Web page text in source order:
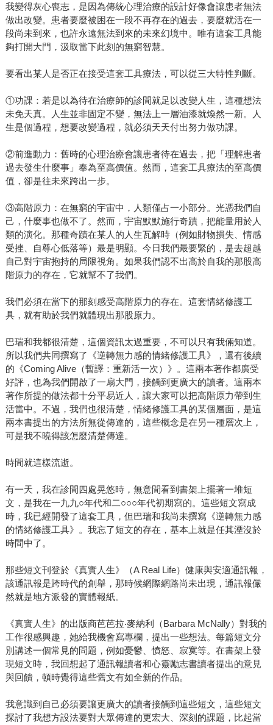
我變得灰心喪志，是因為傳統心理治療的設計好像會讓患者無法
做出改變。患者要麼被困在一段不再存在的過去，要麼就活在一
段尚未到來，也許永遠無法到來的未來幻境中。唯有這套工具能
夠打開大門，汲取當下此刻的無窮智慧。
要看出某人是否正在接受這套工具療法，可以從三大特性判斷。
①功課：若是以為待在治療師的診間就足以改變人生，這種想法
未免天真。人生並非固定不變，無法上一層油漆就煥然一新。人
生是個過程，想要改變過程，就必須天天付出努力做功課。
②前進動力：舊時的心理治療會讓患者待在過去，把「理解患者
過去發生什麼事」奉為至高價值。然而，這套工具療法的至高價
值，卻是往未來跨出一步。
③高階原力：在無窮的宇宙中，人類僅占一小部分。光憑我們自
己，什麼事也做不了。然而，宇宙默默施行奇蹟，把能量用於人
類的演化。那種奇蹟在某人的人生瓦解時（例如財物損失、情感
受挫、自尊心低落等）最是明顯。今日我們最要緊的，是去超越
自己對宇宙抱持的局限視角。如果我們認不出高於自我的那股高
階原力的存在，它就幫不了我們。
我們必須在當下的那刻感受高階原力的存在。這套情緒修護工
具，就有助於我們就體現出那股原力。
巴瑞和我都很清楚，這個資訊太過重要，不可以只有我倆知道。
所以我們共同撰寫了《逆轉無力感的情緒修護工具》，還有後續
的《Coming Alive（暫譯：重新活一次）》。這兩本著作都廣受
好評，也為我們開啟了一扇大門，接觸到更廣大的讀者。這兩本
著作所提的做法都十分平易近人，讓大家可以把高階原力帶到生
活當中。不過，我們也很清楚，情緒修護工具的某個層面，是這
兩本書提出的方法所無從傳達的，這些概念是在另一種層次上，
可是我不曉得該怎麼清楚傳達。
時間就這樣流逝。
有一天，我在診間四處晃悠時，無意間看到書架上擺著一堆短
文，是我在一九九○年代和二○○○年代初期寫的。這些短文寫成
時，我已經開發了這套工具，但巴瑞和我尚未撰寫《逆轉無力感
的情緒修護工具》。我忘了短文的存在，基本上就是任其湮沒於
時間中了。
那些短文刊登於《真實人生》（A Real Life）健康與安適通訊報，
該通訊報是跨時代的創舉，那時候網際網路尚未出現，通訊報儼
然就是地方派發的實體報紙。
《真實人生》的出版商芭芭拉‧麥納利（Barbara McNally）對我的
工作很感興趣，她給我機會寫專欄，提出一些想法。每篇短文分
別講述一個常見的問題，例如憂鬱、憤怒、寂寞等。在書架上發
現短文時，我回想起了通訊報讀者和心靈勵志書讀者提出的意見
與回饋，頓時覺得這些舊文有如全新的作品。
我意識到自己必須要讓更廣大的讀者接觸到這些短文，這些短文
探討了我想方設法要對大眾傳達的更宏大、深刻的課題，比起當